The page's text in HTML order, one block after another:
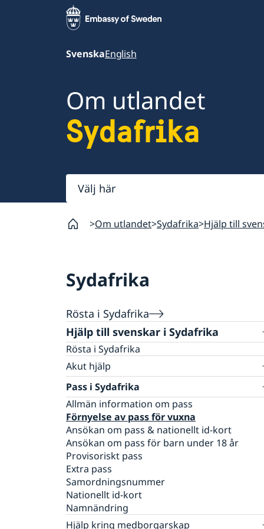
SvenskaEnglish
Om utlandet
Sydafrika
Välj
här
Om utlandet Sydafrika Hjälp till
Sydafrika
Rösta i Sydafrika
Hjälp till svenskar i Sydafrika
Rösta i Sydafrika
Akut hjälp
Förberedelser inför utlandsresa
Det här kan vi hjälpa dig med
Det här gör vi inte
Vem kan få hjälp?
Larmcentraler
Dödsfall
Ekonomiskt nödställd
Pass i Sydafrika
Allmän information om pass
Förnyelse av pass för vuxna
Ansökan om pass & nationellt id-kort
Ansökan om pass för barn under 18 år
Provisoriskt pass
Extra pass
Samordningsnummer
Nationellt id-kort
Namnändring
Hjälp kring medborgarskap